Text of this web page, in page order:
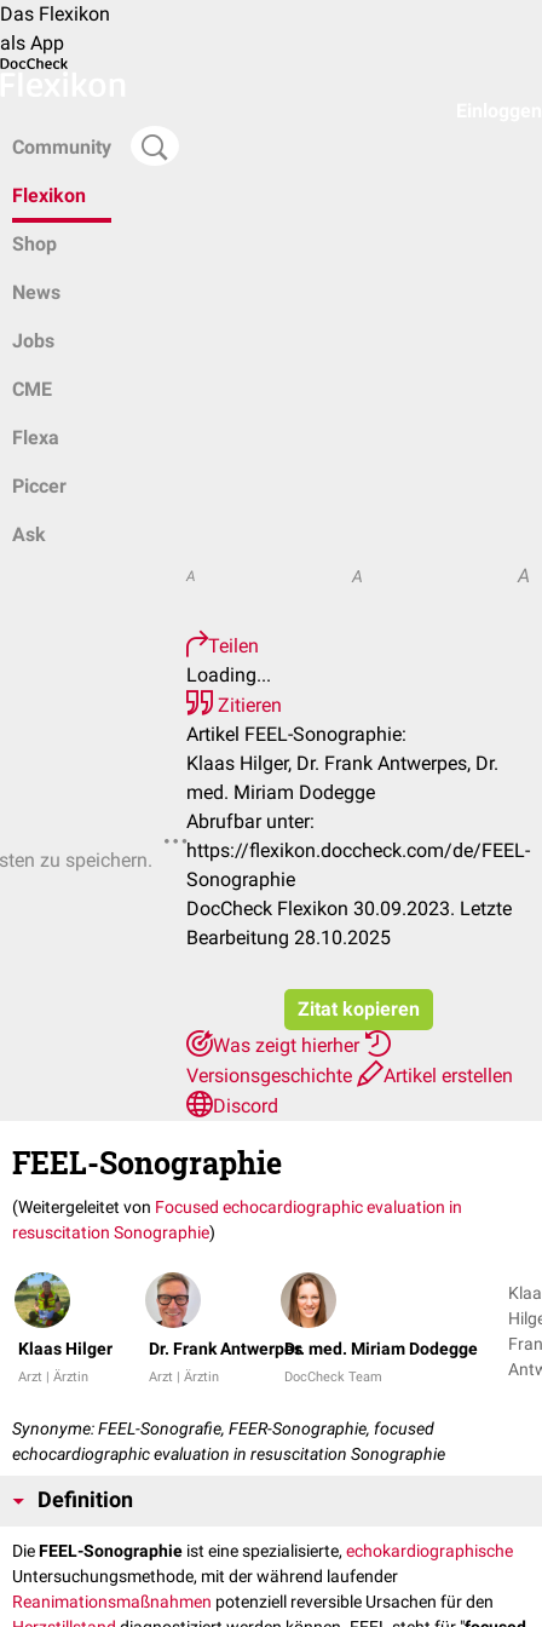
Das Flexikon
als App
Community
Flexikon
Shop
News
Jobs
CME
Flexa
Piccer
Ask
zu speichern.
A A A
Teilen
Loading...
Zitieren
Artikel FEEL-Sonographie:
Klaas Hilger, Dr. Frank Antwerpes, Dr.
med. Miriam Dodegge
Abrufbar unter:
https://flexikon.doccheck.com/de/FEEL-
Sonographie
DocCheck Flexikon 30.09.2023. Letzte
Bearbeitung 28.10.2025
Zitat kopieren
Was zeigt hierher
Versionsgeschichte
Artikel erstellen
Discord
FEEL-Sonographie
(Weitergeleitet von Focused echocardiographic evaluation in
resuscitation Sonographie)
Klaas Hilger
Arzt | Ärztin
Dr. Frank Antwerpes
Arzt | Ärztin
Dr. med. Miriam Dodegge
DocCheck Team
Synonyme: FEEL-Sonografie, FEER-Sonographie, focused
echocardiographic evaluation in resuscitation Sonographie
Definition
DieFEEL-Sonographie ist eine spezialisierte, echokardiographische
Untersuchungsmethode, mit der während laufender
Reanimationsmaßnahmen potenziell reversible Ursachen für den